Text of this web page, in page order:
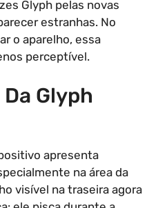
Glyph pelas novas
estranhas. No
o aparelho, essa
perceptível.
Glyph
apresenta
na área da
visível na traseira agora